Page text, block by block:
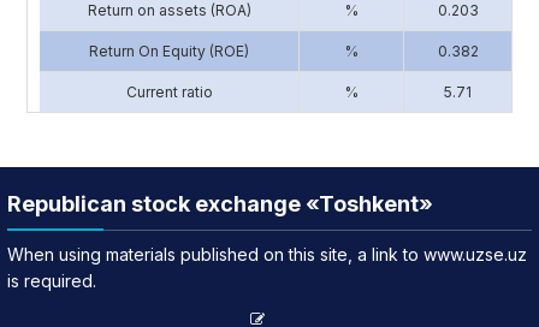
Return on assets (ROA) % 0.203
Return On Equity (ROE) % 0.382
Current ratio % 5.71
Republican stock exchange «Toshkent»
When using materials published on this site, a link to www.uzse.uz
is required.